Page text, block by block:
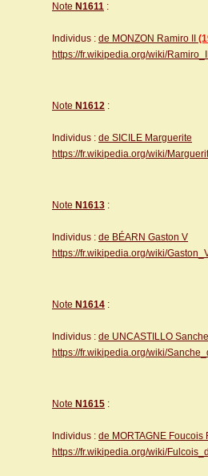
Note N1611 :
Individus : de MONZON Ramiro II
https://fr.wikipedia.org/wiki/
Note N1612 :
Individus : de SICILE Marguerite
https://fr.wikipedia.org/wiki/
Note N1613 :
Individus : de BÉARN Gaston V
https://fr.wikipedia.org/wiki/
Note N1614 :
Individus : de UNCASTILLO
https://fr.wikipedia.org/wiki/
Note N1615 :
Individus : de MORTAGNE Foucois
https://fr.wikipedia.org/wiki/